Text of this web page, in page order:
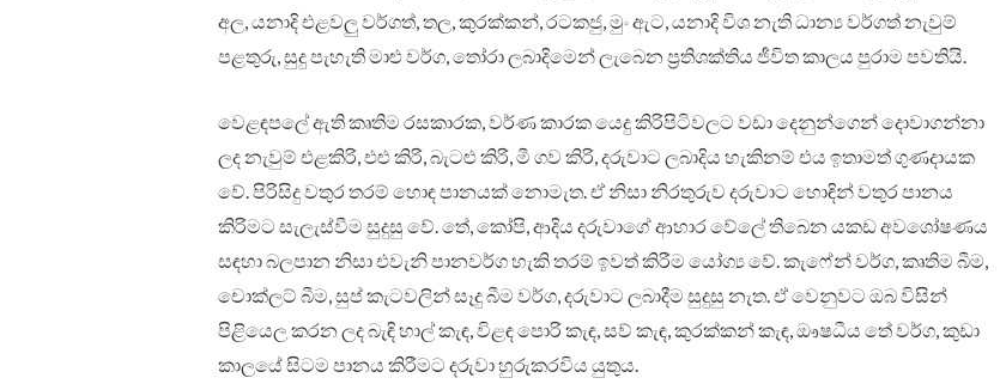
අල, යනාදි එළවලු වර්ගත්, තල, කුරක්කන්, රටකජු, මුං ඇට, යනාදි විශ නැති ධාන්‍ය වර්ගත් නැවුම්
පළතුරු, සුදු පැහැති මාළු වර්ග, තෝරා ලබාදිමෙන් ලැබෙන ප්‍රතිශක්තිය ජීවිත කාලය පුරාම පවතියි.
වෙළඳපලේ ඇති කෘතිම රසකාරක, වර්ණ කාරක යෙදු කිරිපිටිවලට වඩා දෙනුන්ගෙන් දොවාගන්නා
ලද නැවුම් එළකිරි, එළු කිරි, බැටළු කිරි, මී ගව කිරි, දරුවාට ලබාදිය හැකිනම් එය ඉතාමත් ගුණදායක
වේ. පිරිසිදු වතුර තරම් හොඳ පානයක් නොමැත. ඒ නිසා නිරතුරුව දරුවාට හොඳින් වතුර පානය
කිරිමට සැලැස්වීම සුදුසු වේ. තේ, කෝපි, ආදිය දරුවාගේ ආහාර වේලේ තිබෙන යකඩ අවශෝෂණය
සඳහා බලපාන නිසා එවැනි පානවර්ග හැකි තරම් ඉවත් කිරීම යෝග්‍ය වේ. කැෆේන් වර්ග, කෘතිම බීම,
චොක්ලට් බීම, සුප් කැටවලින් සෑදු බීම වර්ග, දරුවාට ලබාදීම සුදුසු නැත. ඒ වෙනුවට ඔබ විසින්
පිළියෙල කරන ලද බැඳි හාල් කැඳ, විළඳ පොරි කැඳ, සව් කැඳ, කුරක්කන් කැඳ, ඖෂධීය තේ වර්ග, කුඩා
කාලයේ සිටම පානය කිරීමට දරුවා හුරුකරවිය යුතුය.